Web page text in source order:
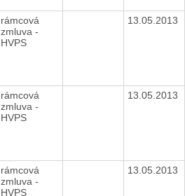
rámcová
zmluva -
HVPS
13.05.2013
rámcová
zmluva -
HVPS
13.05.2013
rámcová
zmluva -
HVPS
13.05.2013